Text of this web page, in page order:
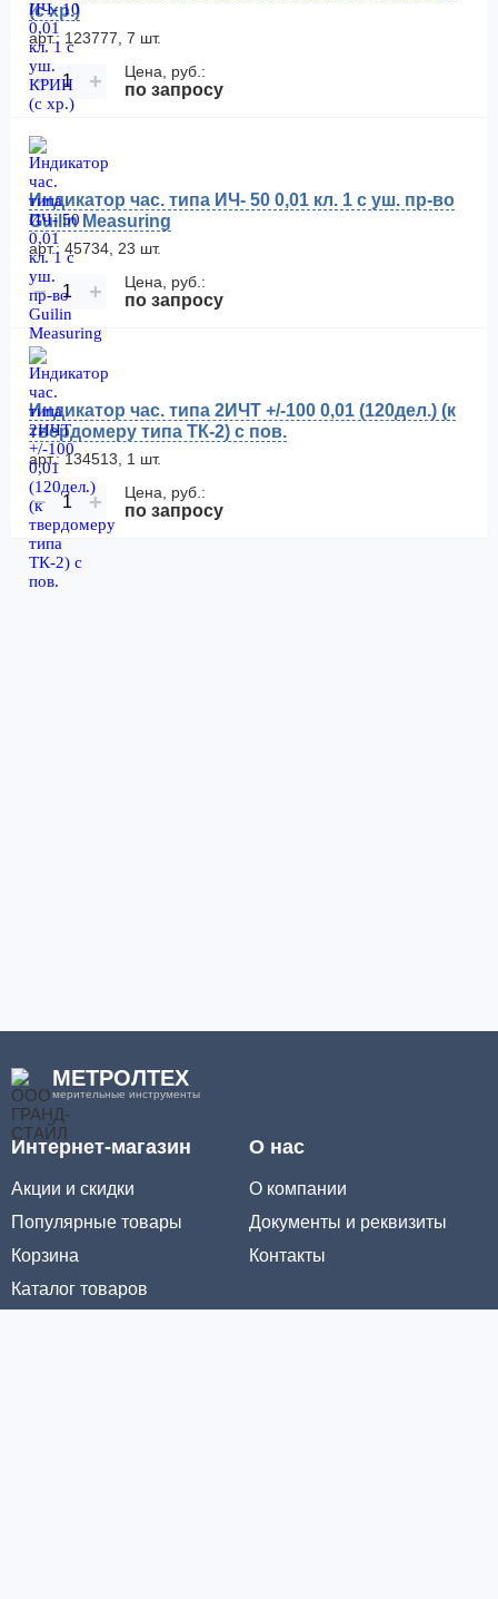
(с хр.)
арт.: 123777, 7 шт.
− + Цена, руб.:
по запросу
Индикатор час. типа ИЧ- 50 0,01 кл. 1 с уш. пр-во
Guilin Measuring
арт.: 45734, 23 шт.
− + Цена, руб.:
по запросу
Индикатор час. типа 2ИЧТ +/-100 0,01 (120дел.) (к
твердомеру типа ТК-2) с пов.
арт.: 134513, 1 шт.
− + Цена, руб.:
по запросу
МЕТРОЛТЕХ
мерительные инструменты
Интернет-магазин
Акции и скидки
Популярные товары
Корзина
Каталог товаров
О нас
О компании
Документы и реквизиты
Контакты